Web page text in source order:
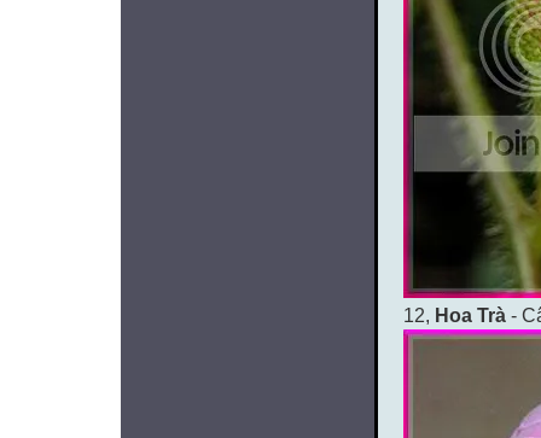
12, Hoa Trà -